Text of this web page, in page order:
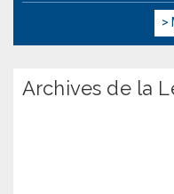
Archives de la